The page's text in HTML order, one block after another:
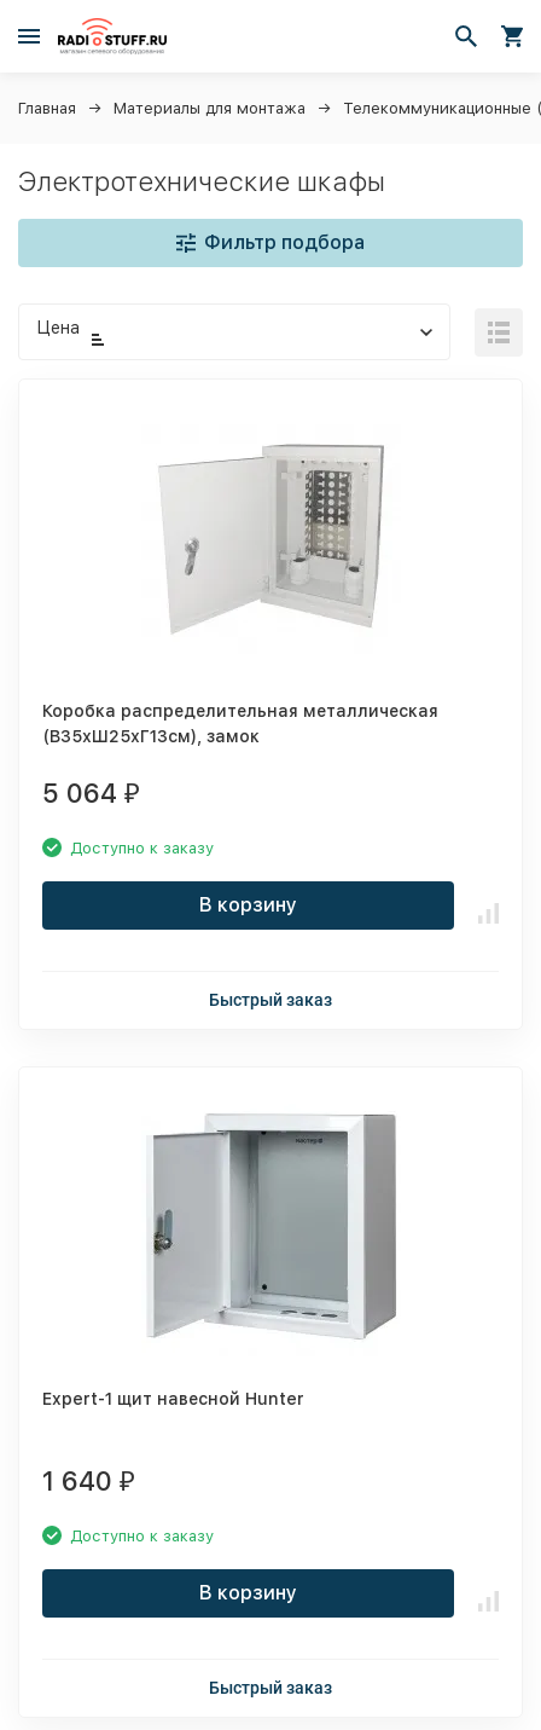
Главная Материалы для монтажа Телекоммуникационные
Электротехнические шкафы
Фильтр подбора
Цена
Коробка распределительная металлическая
(В35хШ25хГ13см), замок
5 064 ₽
Доступно к заказу
В корзину
Быстрый заказ
Expert-1 щит навесной Hunter
1 640 ₽
Доступно к заказу
В корзину
Быстрый заказ